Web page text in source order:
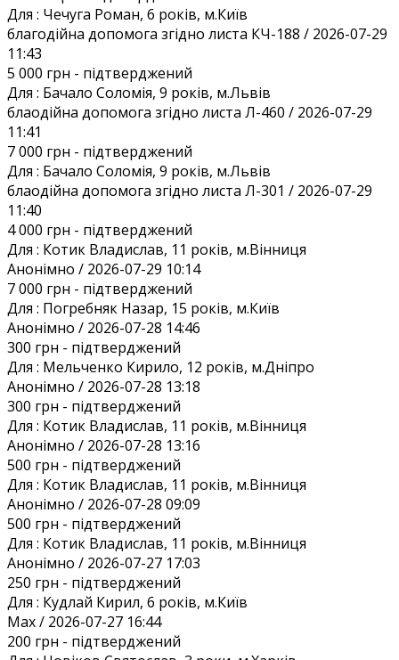
Для : Чечуга Роман, 6 років, м.Київ
благодійна допомога згідно листа КЧ-188 / 2026-07-29
11:43
5 000 грн - підтверджений
Для : Бачало Соломія, 9 років, м.Львів
блаодійна допомога згідно листа Л-460 / 2026-07-29
11:41
7 000 грн - підтверджений
Для : Бачало Соломія, 9 років, м.Львів
блаодійна допомога згідно листа Л-301 / 2026-07-29
11:40
4 000 грн - підтверджений
Для : Котик Владислав, 11 років, м.Вінниця
Анонiмно / 2026-07-29 10:14
7 000 грн - підтверджений
Для : Погребняк Назар, 15 років, м.Київ
Анонiмно / 2026-07-28 14:46
300 грн - підтверджений
Для : Мельченко Кирило, 12 років, м.Дніпро
Анонiмно / 2026-07-28 13:18
300 грн - підтверджений
Для : Котик Владислав, 11 років, м.Вінниця
Анонiмно / 2026-07-28 13:16
500 грн - підтверджений
Для : Котик Владислав, 11 років, м.Вінниця
Анонiмно / 2026-07-28 09:09
500 грн - підтверджений
Для : Котик Владислав, 11 років, м.Вінниця
Анонiмно / 2026-07-27 17:03
250 грн - підтверджений
Для : Кудлай Кирил, 6 років, м.Київ
Max / 2026-07-27 16:44
200 грн - підтверджений